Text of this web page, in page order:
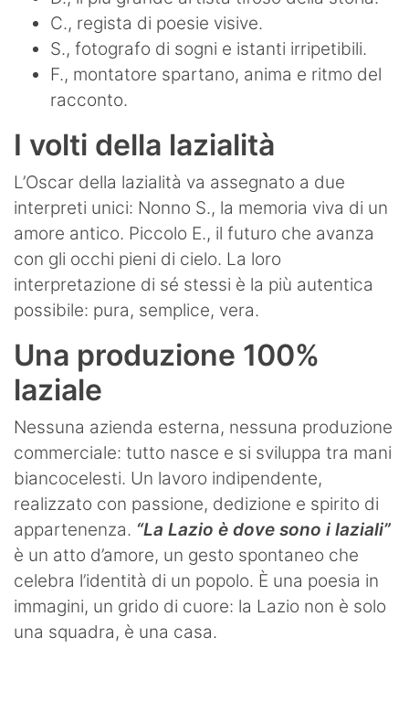
C., regista di poesie visive.
S., fotografo di sogni e istanti irripetibili.
F., montatore spartano, anima e ritmo del
racconto.
I volti della lazialità
L’Oscar della lazialità va assegnato a due
interpreti unici: Nonno S., la memoria viva di un
amore antico. Piccolo E., il futuro che avanza
con gli occhi pieni di cielo. La loro
interpretazione di sé stessi è la più autentica
possibile: pura, semplice, vera.
Una produzione 100%
laziale
Nessuna azienda esterna, nessuna produzione
commerciale: tutto nasce e si sviluppa tra mani
biancocelesti. Un lavoro indipendente,
realizzato con passione, dedizione e spirito di
appartenenza. “La Lazio è dove sono i laziali”
è un atto d’amore, un gesto spontaneo che
celebra l’identità di un popolo. È una poesia in
immagini, un grido di cuore: la Lazio non è solo
una squadra, è una casa.